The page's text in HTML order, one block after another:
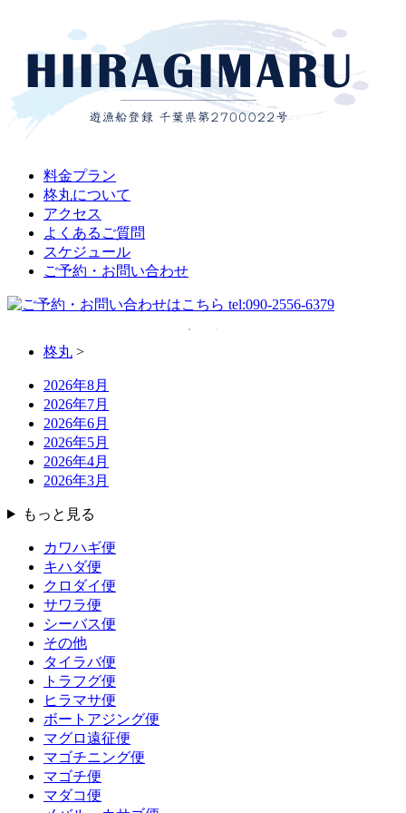
料金プラン
柊丸について
アクセス
よくあるご質問
スケジュール
ご予約・お問い合わせ
柊丸 >
2026年8月
2026年7月
2026年6月
2026年5月
2026年4月
2026年3月
もっと見る
カワハギ便
キハダ便
クロダイ便
サワラ便
シーバス便
その他
タイラバ便
トラフグ便
ヒラマサ便
ボートアジング便
マグロ遠征便
マゴチニング便
マゴチ便
マダコ便